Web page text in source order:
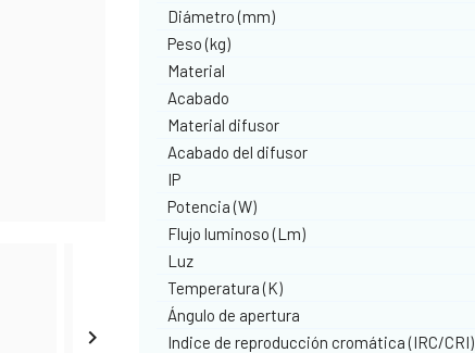

Diámetro (mm)
Peso (kg)
Material
Acabado
Material difusor
Acabado del difusor
IP
Potencia (W)
Flujo luminoso (Lm)
Luz
Temperatura (K)
Ángulo de apertura
Indice de reproducción cromática (IRC/CRI)